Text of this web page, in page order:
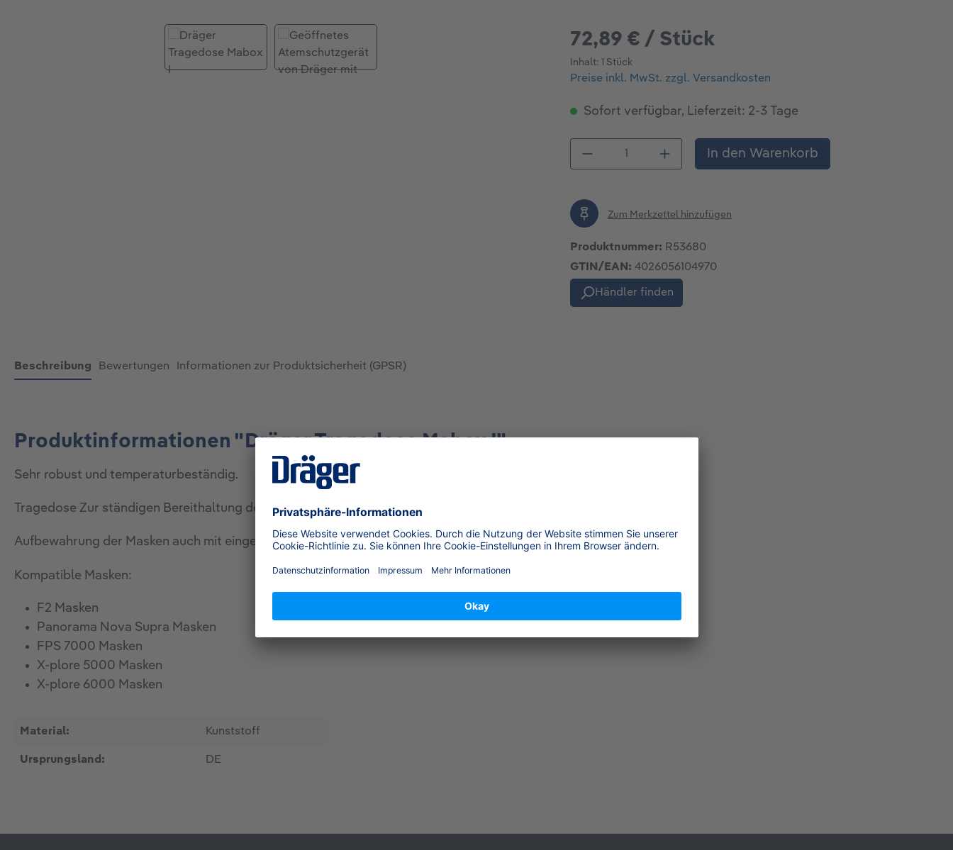
72,89 € / Stück
Inhalt: 1 Stück
Preise inkl. MwSt. zzgl. Versandkosten
Sofort verfügbar, Lieferzeit: 2-3 Tage
Produkt Anzahl: Gib den gewünschten Wert
In den Warenkorb
Zum Merkzettel hinzufügen
Produktnummer: R53680
GTIN/EAN: 4026056104970
Händler finden
Beschreibung Bewertungen Informationen zur Produktsicherheit (GPSR)
Produktinformationen "Dräger Tragedose Mabox I"
Sehr robust und temperaturbeständig.
Tragedose Zur ständigen Bereithaltung der Vollmaske.
Aufbewahrung der Masken auch mit eingeschraubtem Filter möglich
Kompatible Masken:
F2 Masken
Panorama Nova Supra Masken
FPS 7000 Masken
X-plore 5000 Masken
X-plore 6000 Masken
Material: Kunststoff
Ursprungsland: DE